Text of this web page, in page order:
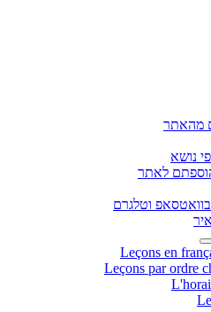
מהאתר
נושא
לאתר
בוואטסאפ וטלגרם
Leçons en
Leçons par ordre